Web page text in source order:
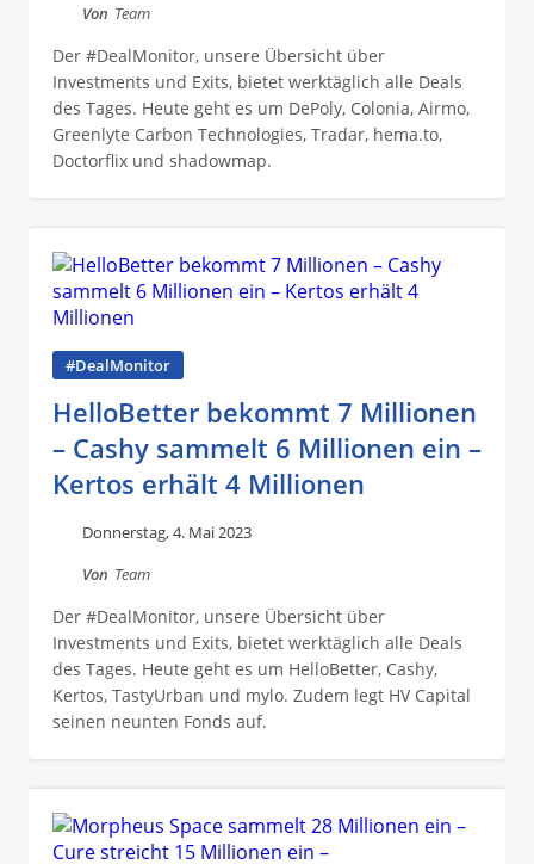
Von Team
Der #DealMonitor, unsere Übersicht über
Investments und Exits, bietet werktäglich alle Deals
des Tages. Heute geht es um DePoly, Colonia, Airmo,
Greenlyte Carbon Technologies, Tradar, hema.to,
Doctorflix und shadowmap.
#DealMonitor
HelloBetter bekommt 7 Millionen
– Cashy sammelt 6 Millionen ein –
Kertos erhält 4 Millionen
Donnerstag, 4. Mai 2023
Von Team
Der #DealMonitor, unsere Übersicht über
Investments und Exits, bietet werktäglich alle Deals
des Tages. Heute geht es um HelloBetter, Cashy,
Kertos, TastyUrban und mylo. Zudem legt HV Capital
seinen neunten Fonds auf.